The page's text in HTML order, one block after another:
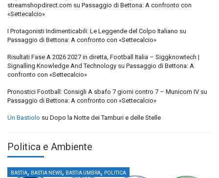
streamshopdirect.com su Passaggio di Bettona: A confronto con
«Settecalcio»
I Protagonisti Indimenticabili: Le Leggende del Colpo Italiano su
Passaggio di Bettona: A confronto con «Settecalcio»
Risultati Fase A 2026 2027 in diretta, Football Italia – Siggknowtech |
Signalling Knowledge And Technology su Passaggio di Bettona: A
confronto con «Settecalcio»
Pronostici Football: Consigli A sbafo 7 giorni contro 7 – Municorn IV su
Passaggio di Bettona: A confronto con «Settecalcio»
Un Bastiolo su Dopo la Notte dei Tamburi e delle Stelle
Politica e Ambiente
BASTIA, BASTIA NEWS, BASTIA UMBRA, POLITICA